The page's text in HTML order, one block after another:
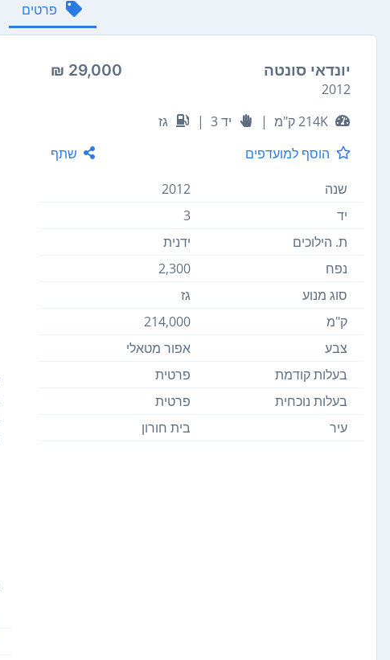
פרטים
יונדאי סונטה 29,000 ₪
2012
214K ק"מ
| יד 3 |
גז
הוסף למועדפים
שתף
שנה
2012
יד
3
ת. הילוכים
ידנית
נפח
2,300
סוג מנוע
גז
ק"מ
214,000
צבע
אפור מטאלי
בעלות קודמת
פרטית
בעלות נוכחית
פרטית
עיר
בית חורון